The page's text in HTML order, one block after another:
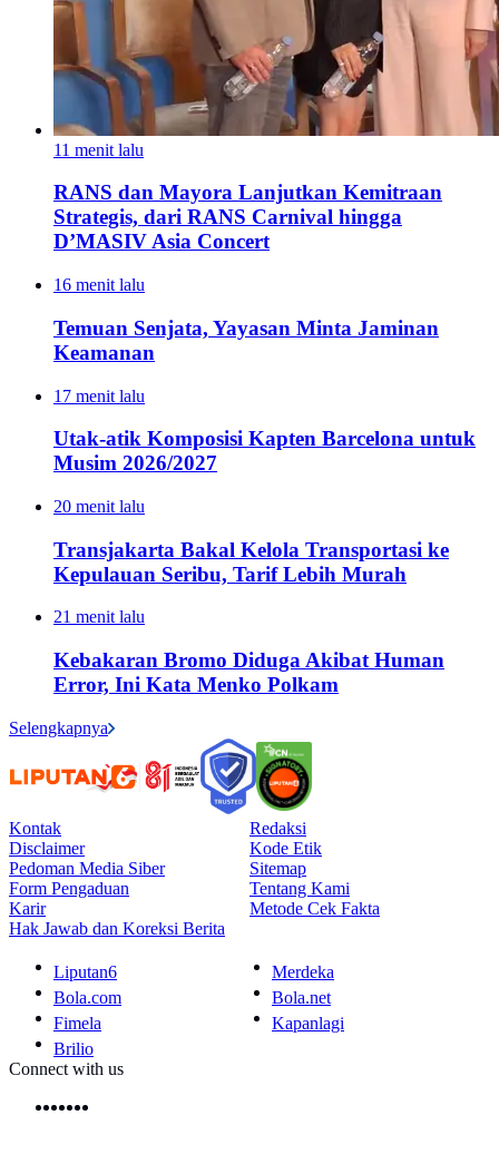
11 menit lalu
RANS dan Mayora Lanjutkan Kemitraan
Strategis, dari RANS Carnival hingga
D’MASIV Asia Concert
16 menit lalu
Temuan Senjata, Yayasan Minta Jaminan
Keamanan
17 menit lalu
Utak-atik Komposisi Kapten Barcelona untuk
Musim 2026/2027
20 menit lalu
Transjakarta Bakal Kelola Transportasi ke
Kepulauan Seribu, Tarif Lebih Murah
21 menit lalu
Kebakaran Bromo Diduga Akibat Human
Error, Ini Kata Menko Polkam
Selengkapnya
Kontak
Redaksi
Disclaimer
Kode Etik
Pedoman Media Siber
Sitemap
Form Pengaduan
Tentang Kami
Karir
Metode Cek Fakta
Hak Jawab dan Koreksi Berita
Liputan6
Merdeka
Bola.com
Bola.net
Fimela
Kapanlagi
Brilio
Connect with us